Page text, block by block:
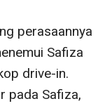
perasaannya
Safiza
drive-in.
pada Safiza,